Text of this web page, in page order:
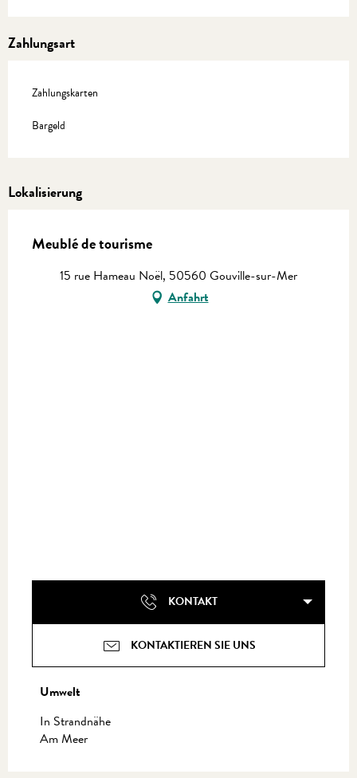
Zahlungsart
Zahlungskarten
Bargeld
Lokalisierung
Meublé de tourisme
15 rue Hameau Noël, 50560 Gouville-sur-Mer
Anfahrt
KONTAKT
KONTAKTIEREN SIE UNS
Umwelt
Umwelt
In Strandnähe
Am Meer